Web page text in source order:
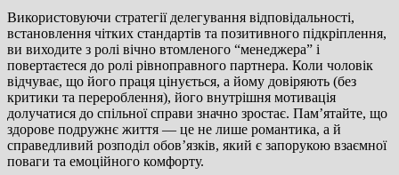
Використовуючи стратегії делегування відповідальності,
встановлення чітких стандартів та позитивного підкріплення,
ви виходите з ролі вічно втомленого “менеджера” і
повертаєтеся до ролі рівноправного партнера. Коли чоловік
відчуває, що його праця цінується, а йому довіряють (без
критики та перероблення), його внутрішня мотивація
долучатися до спільної справи значно зростає. Пам’ятайте, що
здорове подружнє життя — це не лише романтика, а й
справедливий розподіл обов’язків, який є запорукою взаємної
поваги та емоційного комфорту.